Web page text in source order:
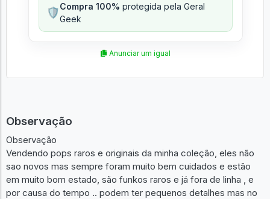
🛡️Compra 100% protegida pela Geral
Geek
Anunciar um igual
Observação
Observação
Vendendo pops raros e originais da minha coleção, eles não
sao novos mas sempre foram muito bem cuidados e estão
em muito bom estado, são funkos raros e já fora de linha , e
por causa do tempo .. podem ter pequenos detalhes mas no